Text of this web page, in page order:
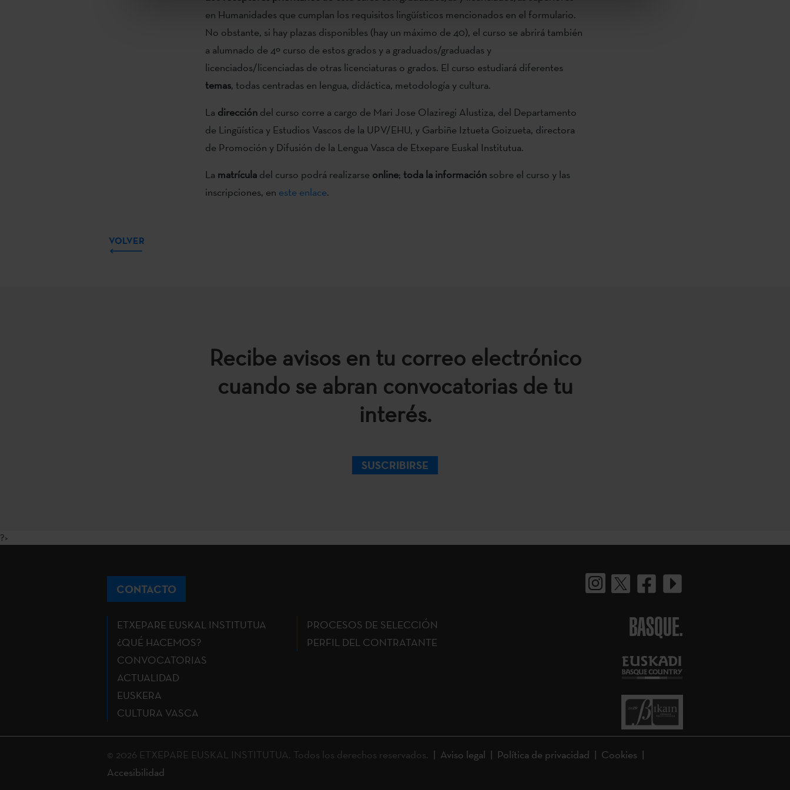
en Humanidades que cumplan los requisitos lingüísticos mencionados en el formulario.
No obstante, si hay plazas disponibles (hay un máximo de 40), el curso se abrirá también
a alumnado de 4º curso de estos grados y a graduados/graduadas y
licenciados/licenciadas de otras licenciaturas o grados. El curso estudiará diferentes
temas, todas centradas en lengua, didáctica, metodología y cultura.
La direccióndel curso corre a cargo de Mari Jose Olaziregi Alustiza, del Departamento
de Lingüística y Estudios Vascos de la UPV/EHU, y Garbiñe Iztueta Goizueta, directora
de Promoción y Difusión de la Lengua Vasca de Etxepare Euskal Institutua.
La matrículadel curso podrá realizarse online; toda la informaciónsobre el curso y las
inscripciones, en este enlace.
VOLVER
Recibe avisos en tu correo electrónico
cuando se abran convocatorias de tu
interés.
SUSCRIBIRSE
?>
CONTACTO
ETXEPARE EUSKAL INSTITUTUA
¿QUÉ HACEMOS?
CONVOCATORIAS
ACTUALIDAD
EUSKERA
CULTURA VASCA
PROCESOS DE SELECCIÓN
PERFIL DEL CONTRATANTE
BASQUE.
© 2026 ETXEPARE EUSKAL INSTITUTUA. Todos los derechos reservados. Aviso legal Política de privacidad
Cookies
Accesibilidad